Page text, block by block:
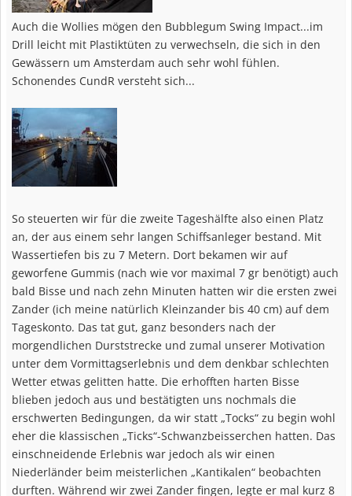
Auch die Wollies mögen den Bubblegum Swing Impact...im
Drill leicht mit Plastiktüten zu verwechseln, die sich in den
Gewässern um Amsterdam auch sehr wohl fühlen.
Schonendes CundR versteht sich...
So steuerten wir für die zweite Tageshälfte also einen Platz
an, der aus einem sehr langen Schiffsanleger bestand. Mit
Wassertiefen bis zu 7 Metern. Dort bekamen wir auf
geworfene Gummis (nach wie vor maximal 7 gr benötigt) auch
bald Bisse und nach zehn Minuten hatten wir die ersten zwei
Zander (ich meine natürlich Kleinzander bis 40 cm) auf dem
Tageskonto. Das tat gut, ganz besonders nach der
morgendlichen Durststrecke und zumal unserer Motivation
unter dem Vormittagserlebnis und dem denkbar schlechten
Wetter etwas gelitten hatte. Die erhofften harten Bisse
blieben jedoch aus und bestätigten uns nochmals die
erschwerten Bedingungen, da wir statt „Tocks“ zu begin wohl
eher die klassischen „Ticks“-Schwanzbeisserchen hatten. Das
einschneidende Erlebnis war jedoch als wir einen
Niederländer beim meisterlichen „Kantikalen“ beobachten
durften. Während wir zwei Zander fingen, legte er mal kurz 8